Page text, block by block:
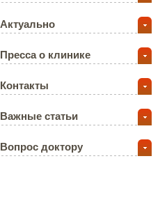
Актуально
Пресса о клинике
Контакты
Важные статьи
Вопрос доктору